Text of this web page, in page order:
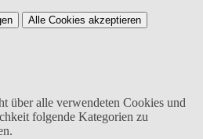
Alle Cookies akzeptieren
über alle verwendeten Cookies und
folgende Kategorien zu